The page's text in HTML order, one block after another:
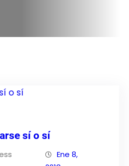
sí o sí
Ene 8,